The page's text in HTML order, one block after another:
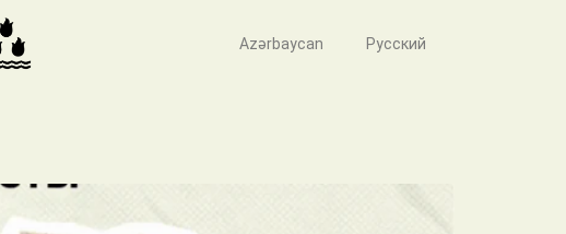
Azərbaycan Русский